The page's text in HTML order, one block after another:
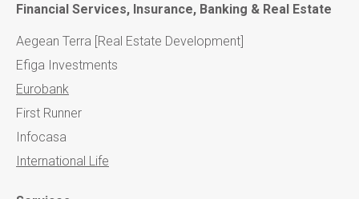
Financial Services, Insurance, Banking & Real Estate
Aegean Terra [Real Estate Development]
Efiga Investments
Eurobank
First Runner
Infocasa
International Life